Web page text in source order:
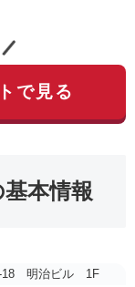
で見る
本情報
18 明治ビル 1F